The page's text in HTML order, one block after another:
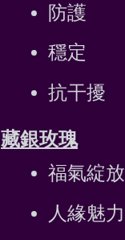
防護
穩定
抗干擾
藏銀玫瑰
福氣綻放
人緣魅力